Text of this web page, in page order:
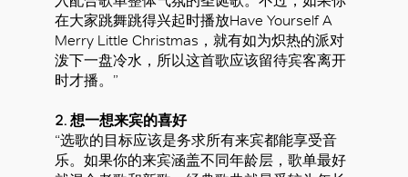
在大家跳舞跳得兴起时播放Have Yourself A
Merry Little Christmas，就有如为炽热的派对
泼下一盘冷水，所以这首歌应该留待宾客离开
时才播。”
2. 想一想来宾的喜好
“选歌的目标应该是务求所有来宾都能享受音
乐。如果你的来宾涵盖不同年龄层，歌单最好